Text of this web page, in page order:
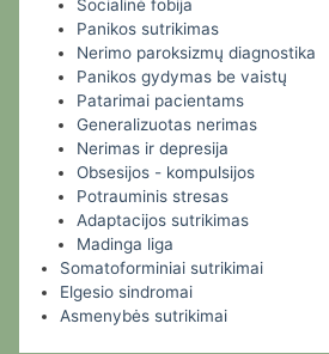
Socialinė fobija
Panikos sutrikimas
Nerimo paroksizmų diagnostika
Panikos gydymas be vaistų
Patarimai pacientams
Generalizuotas nerimas
Nerimas ir depresija
Obsesijos - kompulsijos
Potrauminis stresas
Adaptacijos sutrikimas
Madinga liga
Somatoforminiai sutrikimai
Elgesio sindromai
Asmenybės sutrikimai